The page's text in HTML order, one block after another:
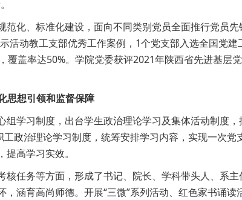
化、标准化建设，面向不同类别党员全面推行党员先
活动教工支部优秀工作案例，1个党支部入选全国党建
盖率达50%。学院党委获评2021年陕西省先进基层
思想引领和监督保障
学习制度，出台学生政治理论学习及集体活动制度，
政治理论学习制度，统筹安排学习内容，实现一次党
高学习实效。
任务等方面，形成了书记、院长、学科带头人、系
涵育高尚师德。开展“三微”系列活动、红色家书诵读